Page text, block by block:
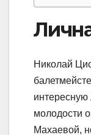
Николай
молодости
Махаевой,